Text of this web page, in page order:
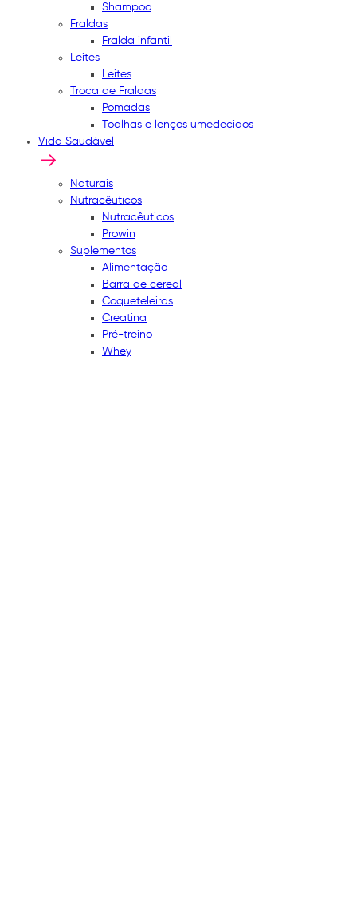
Shampoo
Fraldas
Fralda infantil
Leites
Leites
Troca de Fraldas
Pomadas
Toalhas e lenços umedecidos
Vida Saudável
Naturais
Nutracêuticos
Nutracêuticos
Prowin
Suplementos
Alimentação
Barra de cereal
Coqueteleiras
Creatina
Pré-treino
Whey